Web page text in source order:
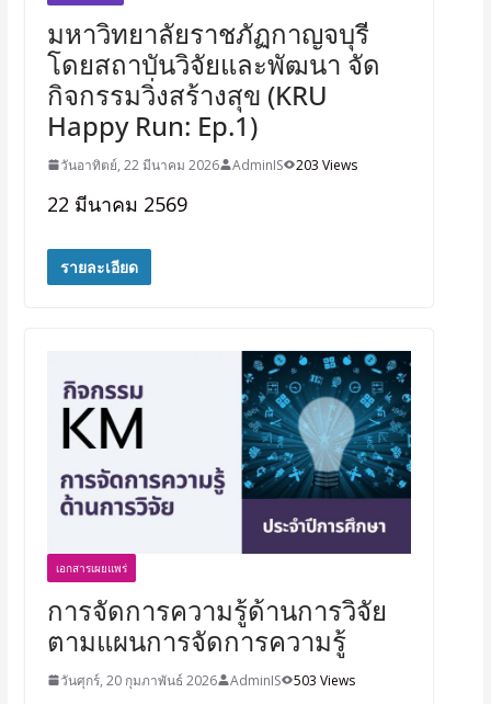
มหาวิทยาลัยราชภัฏกาญจบุรี
โดยสถาบันวิจัยและพัฒนา จัด
กิจกรรมวิ่งสร้างสุข (KRU
Happy Run: Ep.1)
วันอาทิตย์, 22 มีนาคม 2026 AdminIS 203 Views
22 มีนาคม 2569
รายละเอียด
เอกสารเผยแพร่
การจัดการความรู้ด้านการวิจัย
ตามแผนการจัดการความรู้
วันศุกร์, 20 กุมภาพันธ์ 2026 AdminIS 503 Views